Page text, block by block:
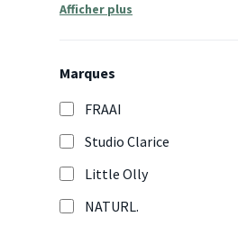
Afficher plus
Marques
FRAAI
Studio Clarice
Little Olly
NATURL.